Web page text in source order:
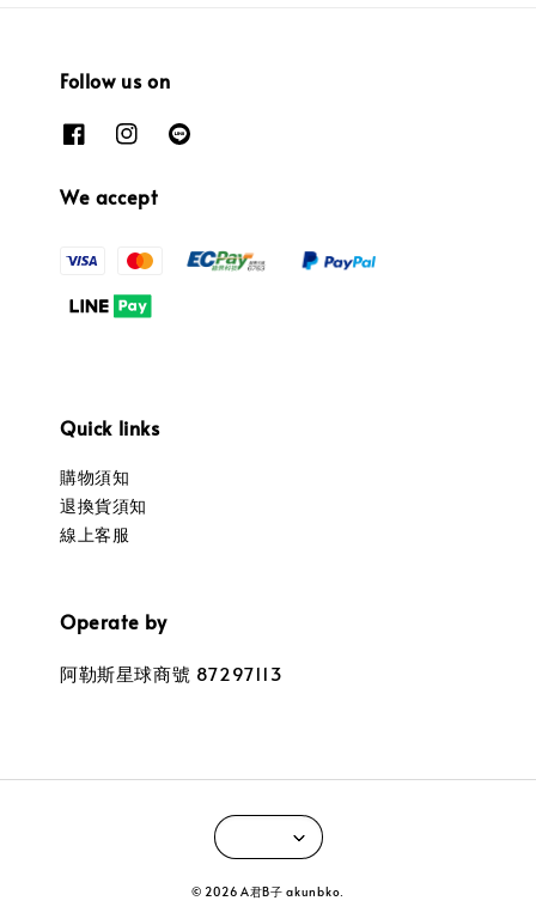
Follow us on
We accept
Quick links
購物須知
退換貨須知
線上客服
Operate by
阿勒斯星球商號 87297113
© 2026 A君B子 akunbko.